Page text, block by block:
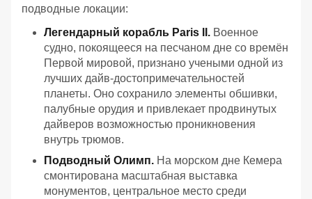
подводные локации:
Легендарный корабль Paris II. Военное
судно, покоящееся на песчаном дне со времён
Первой мировой, признано учеными одной из
лучших дайв-достопримечательностей
планеты. Оно сохранило элементы обшивки,
палубные орудия и привлекает продвинутых
дайверов возможностью проникновения
внутрь трюмов.
Подводный Олимп. На морском дне Кемера
смонтирована масштабная выставка
монументов, центральное место среди